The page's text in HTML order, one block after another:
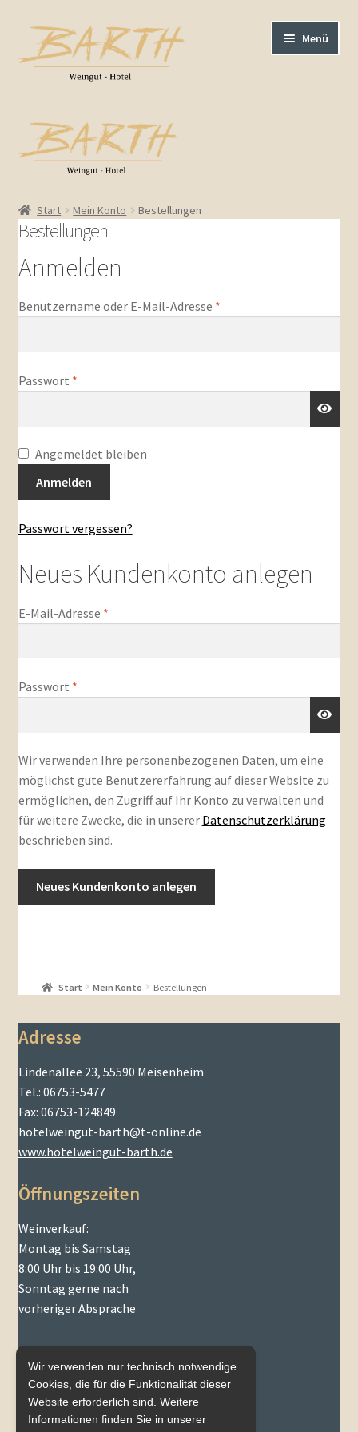
Zur
Navigation
springen
Zum
Inhalt
springen
Menü
Barrierefreiheit
Warenkorb
Bestellungen
Weißweine trocken
Rosé u. Blanc de Noir
Sekt u. mehr
Mein Konto
Start Mein Konto Bestellungen
Bestellungen
Anmelden
Benutzername oder E-Mail-Adresse *Erforderlich
Passwort *Erforderlich
Angemeldet bleiben
Anmelden
Passwort vergessen?
Neues Kundenkonto anlegen
E-Mail-Adresse *Erforderlich
Passwort *Erforderlich
Wir verwenden Ihre personenbezogenen Daten, um eine
möglichst gute Benutzererfahrung auf dieser Website zu
ermöglichen, den Zugriff auf Ihr Konto zu verwalten und
für weitere Zwecke, die in unserer Datenschutzerklärung
beschrieben sind.
Neues Kundenkonto anlegen
Start Mein Konto Bestellungen
Adresse
Lindenallee 23, 55590 Meisenheim
Tel.: 06753-5477
Fax: 06753-124849
hotelweingut-barth@t-online.de
www.hotelweingut-barth.de
Öffnungszeiten
Weinverkauf:
Montag bis Samstag
8:00 Uhr bis 19:00 Uhr,
Sonntag gerne nach
vorheriger Absprache
Mein Konto
Wir verwenden nur technisch notwendige
Cookies, die für die Funktionalität dieser
Website erforderlich sind. Weitere
Informationen finden Sie in unserer